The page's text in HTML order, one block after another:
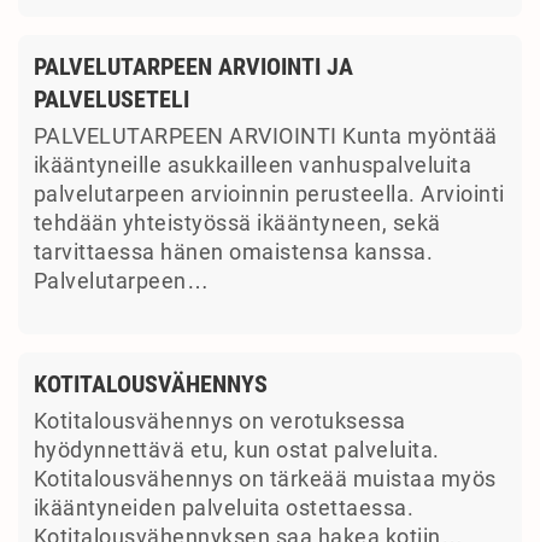
PALVELUTARPEEN ARVIOINTI JA
PALVELUSETELI
PALVELUTARPEEN ARVIOINTI Kunta myöntää
ikääntyneille asukkailleen vanhuspalveluita
palvelutarpeen arvioinnin perusteella. Arviointi
tehdään yhteistyössä ikääntyneen, sekä
tarvittaessa hänen omaistensa kanssa.
Palvelutarpeen…
KOTITALOUSVÄHENNYS
Kotitalousvähennys on verotuksessa
hyödynnettävä etu, kun ostat palveluita.
Kotitalousvähennys on tärkeää muistaa myös
ikääntyneiden palveluita ostettaessa.
Kotitalousvähennyksen saa hakea kotiin…